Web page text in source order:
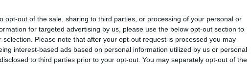
opt-out of the sale, sharing to third parties, or processing of your personal or
for targeted advertising by us, please use the below opt-out section to
selection. Please note that after your opt-out request is processed you may
interest-based ads based on personal information utilized by us or personal
to third parties prior to your opt-out. You may separately opt-out of the